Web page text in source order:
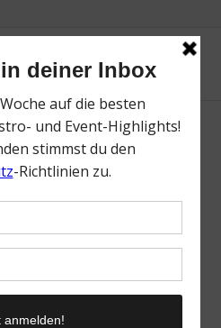
| Mr. Düsseldorf |